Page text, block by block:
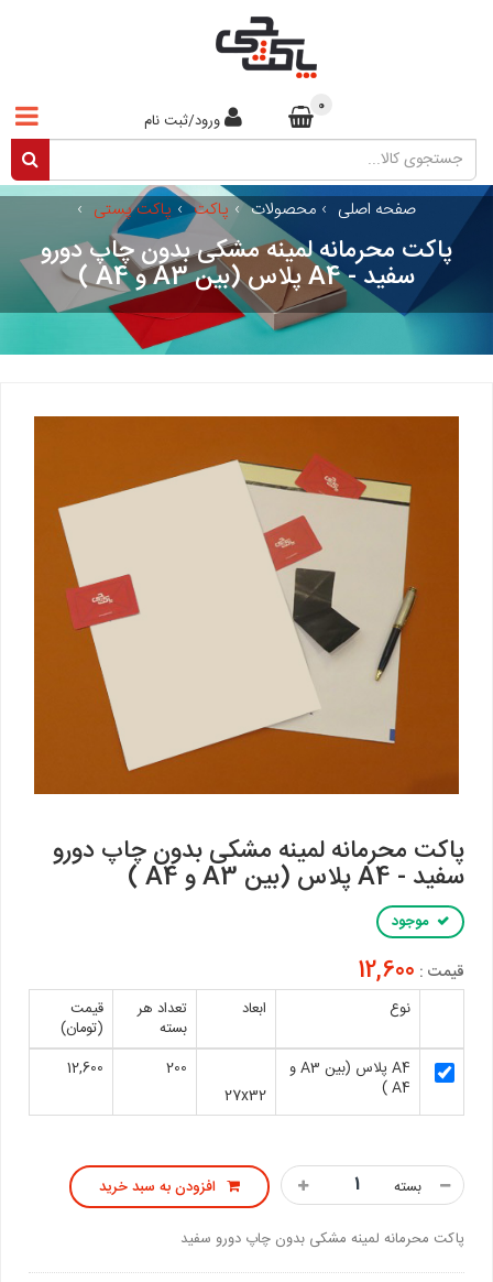
ورود/ثبت نام
0
صفحه اصلی › محصولات › پاکت › پاکت پستی ›
پاکت محرمانه لمینه مشکی بدون چاپ دورو
سفید - A4 پلاس (بین A3 و A4 )
پاکت محرمانه لمینه مشکی بدون چاپ دورو
سفید - A4 پلاس (بین A3 و A4 )
موجود
قیمت : 12,600
نوع ابعاد
تعداد هر
بسته
قیمت
(تومان)
A4 پلاس (بین A3 و
A4 )
27x32
200
12,600
بسته افزودن به سبد خرید
پاکت محرمانه لمینه مشکی بدون چاپ دورو سفید